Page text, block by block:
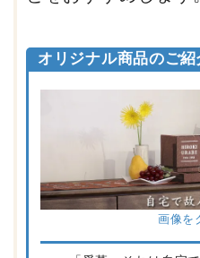
オリジナル商品のご紹
画像を